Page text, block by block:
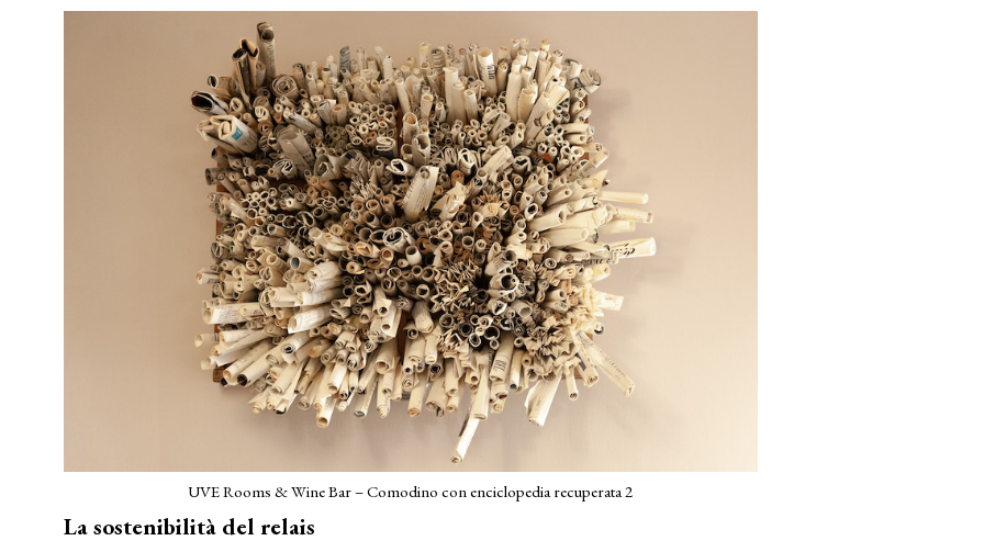
UVE Rooms & Wine Bar – Comodino con enciclopedia recuperata 2
La sostenibilità del relais